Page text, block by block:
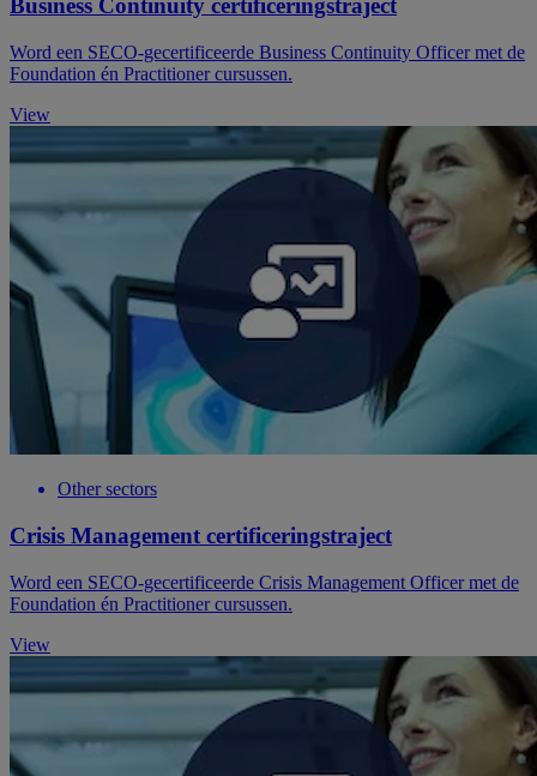
Business Continuity certificeringstraject
Word een SECO-gecertificeerde Business Continuity Officer met de
Foundation én Practitioner cursussen.
View
Other sectors
Crisis Management certificeringstraject
Word een SECO-gecertificeerde Crisis Management Officer met de
Foundation én Practitioner cursussen.
View